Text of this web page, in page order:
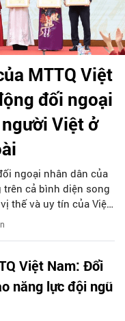
MTTQ Việt
đối ngoại
Việt ở
ngoại nhân dân của
trên cả bình diện song
thế và uy tín của Việt
đại đoàn kết toàn
là nền tảng quan trọng
to lớn hơn.
Việt Nam: Đổi
năng lực đội ngũ